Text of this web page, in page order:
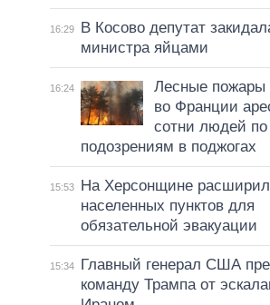
16:29
В Косово депутат
министра яйцами
16:24
Лесные пожары
во Франции
сотни людей по
подозрениям в поджогах
15:53
На Херсонщине
населенных пунктов для
обязательной эвакуации
15:34
Главный генерал США
команду Трампа от